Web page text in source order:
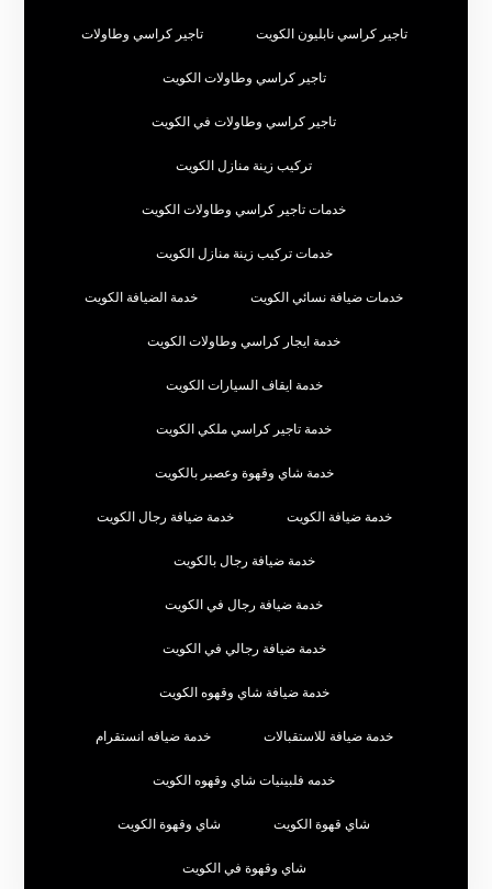
تاجير كراسي نابليون الكويت تاجير كراسي وطاولات
تاجير كراسي وطاولات الكويت
تاجير كراسي وطاولات في الكويت
تركيب زينة منازل الكويت
خدمات تاجير كراسي وطاولات الكويت
خدمات تركيب زينة منازل الكويت
خدمات ضيافة نسائي الكويت خدمة الضيافة الكويت
خدمة ايجار كراسي وطاولات الكويت
خدمة ايقاف السيارات الكويت
خدمة تاجير كراسي ملكي الكويت
خدمة شاي وقهوة وعصير بالكويت
خدمة ضيافة الكويت خدمة ضيافة رجال الكويت
خدمة ضيافة رجال بالكويت
خدمة ضيافة رجال في الكويت
خدمة ضيافة رجالي في الكويت
خدمة ضيافة شاي وقهوه الكويت
خدمة ضيافة للاستقبالات خدمة ضيافه انستقرام
خدمه فلبينيات شاي وقهوه الكويت
شاي قهوة الكويت شاي وقهوة الكويت
شاي وقهوة في الكويت